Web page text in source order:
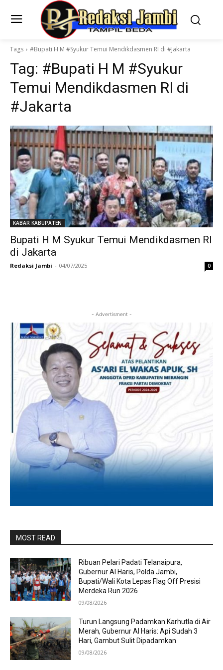
Tags #Bupati H M #Syukur Temui Mendikdasmen RI di #Jakarta
Tag: #Bupati H M #Syukur
Temui Mendikdasmen RI di
#Jakarta
KABAR KABUPATEN
Bupati H M Syukur Temui Mendikdasmen RI
di Jakarta
Redaksi Jambi - 04/07/2025 0
- Advertisment -
MOST READ
Ribuan Pelari Padati Telanaipura,
Gubernur Al Haris, Polda Jambi,
Bupati/Wali Kota Lepas Flag Off Presisi
Merdeka Run 2026
09/08/2026
Turun Langsung Padamkan Karhutla di Air
Merah, Gubernur Al Haris: Api Sudah 3
Hari, Gambut Sulit Dipadamkan
09/08/2026